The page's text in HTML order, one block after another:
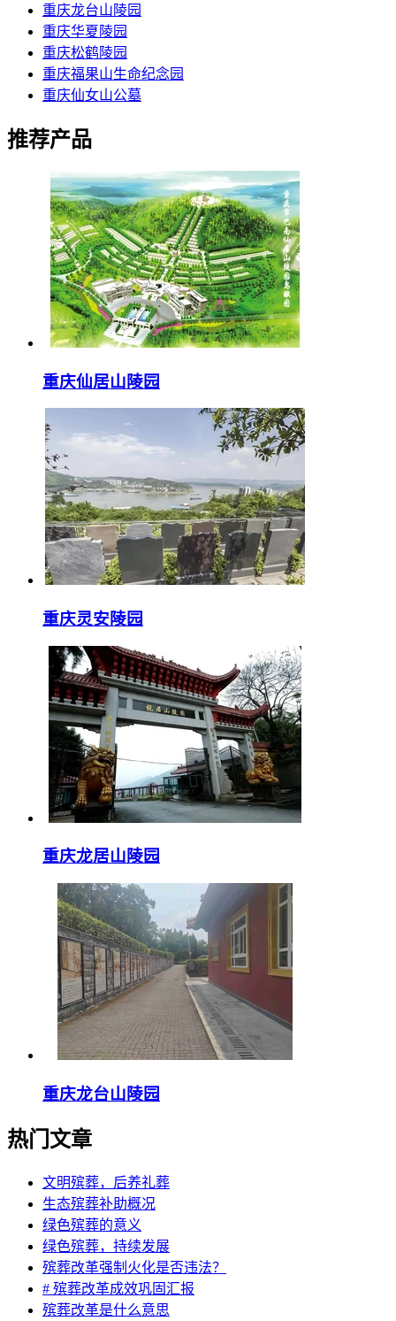
重庆龙台山陵园
重庆华夏陵园
重庆松鹤陵园
重庆福果山生命纪念园
重庆仙女山公墓
推荐产品
重庆仙居山陵园
重庆灵安陵园
重庆龙居山陵园
重庆龙台山陵园
热门文章
文明殡葬，后养礼葬
生态殡葬补助概况
绿色殡葬的意义
绿色殡葬，持续发展
殡葬改革强制火化是否违法？
# 殡葬改革成效巩固汇报
殡葬改革是什么意思